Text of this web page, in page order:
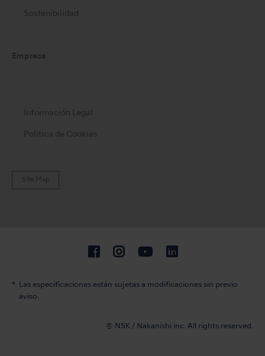
Sostenibilidad
Empresa
Información Legal
Política de Cookies
Site Map
Las especificaciones están sujetas a modificaciones sin previo
aviso.
© NSK / Nakanishi inc. All rights reserved.